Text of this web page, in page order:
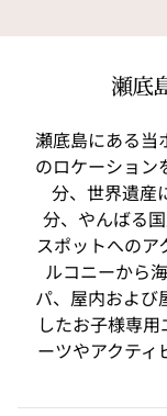
瀬底
瀬底島にある当
のロケーション
分、世界遺産
分、やんばる
スポットへのア
ルコニーから
パ、屋内および
したお子様専
ーツやアクテ